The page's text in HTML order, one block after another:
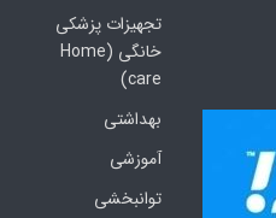
تجهیزات پزشکی
خانگی (Home
care)
بهداشتی
آموزشی
توانبخشی